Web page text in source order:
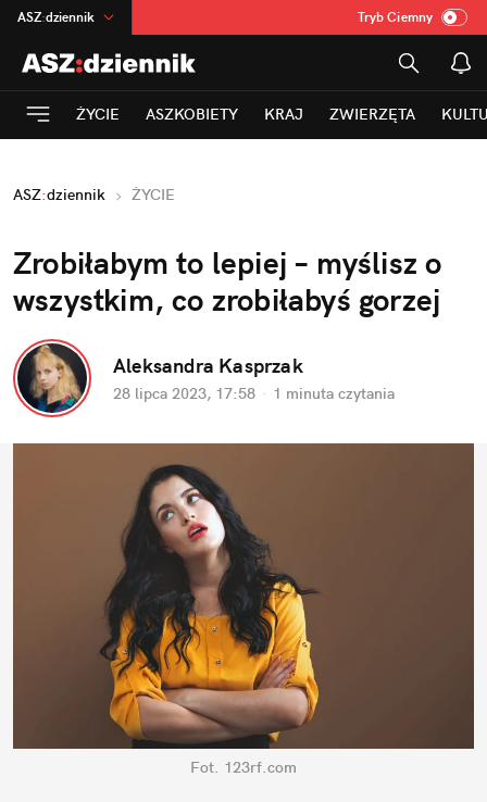
ASZ:dziennik
na:Temat
INN:Poland
mama
Rozrywka
Tryb Ciemny
ŻYCIE ASZKOBIETY KRAJ ZWIERZĘTA
ASZ:dziennik ŻYCIE
Zrobiłabym to lepiej – myślisz o
wszystkim, co zrobiłabyś gorzej
Aleksandra Kasprzak
28 lipca 2023, 17:58 · 1 minuta czytania
Fot. 123rf.com